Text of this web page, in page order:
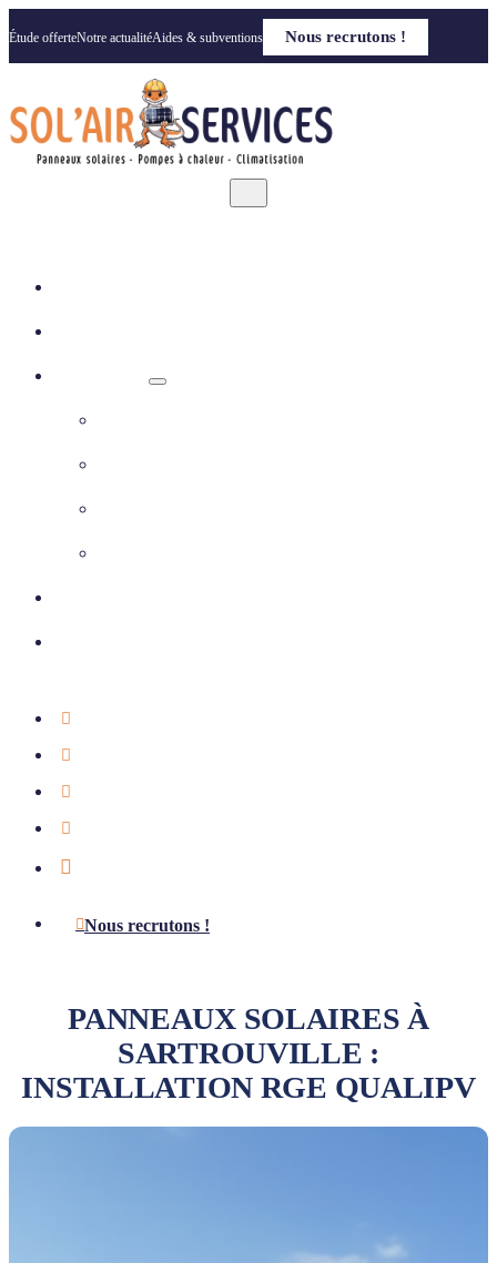
Étude offerteNotre actualitéAides & subventions Nous recrutons !
Nous recrutons !
PANNEAUX SOLAIRES À
SARTROUVILLE :
INSTALLATION RGE QUALIPV